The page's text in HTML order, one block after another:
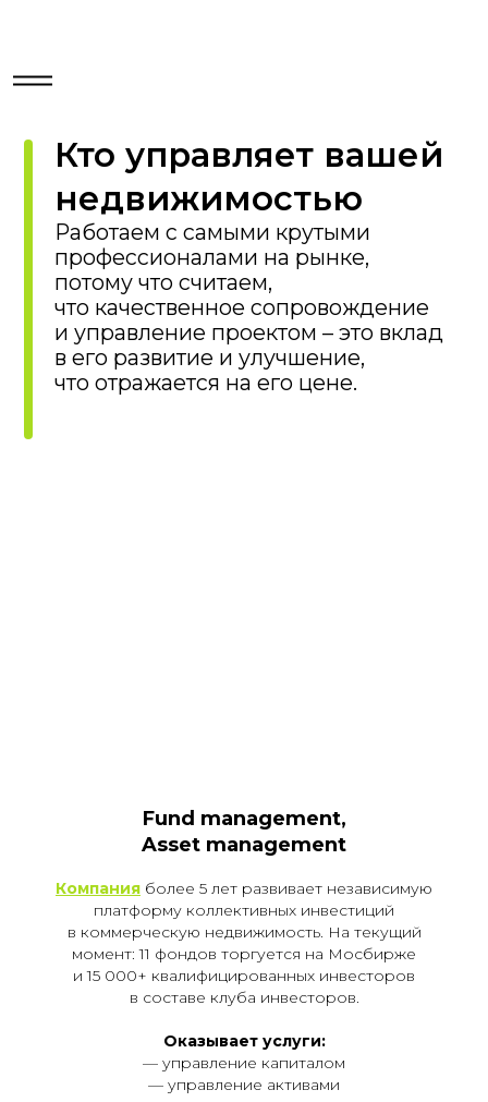
Fund management,
Asset management
Компания более 5 лет развивает независимую
платформу коллективных инвестиций
в коммерческую недвижимость. На текущий
момент: 11 фондов торгуется на Мосбирже
и 15 000+ квалифицированных инвесторов
в составе клуба инвесторов.
Оказывает услуги:
— управление капиталом
— управление активами
Сведения о фонде
Остались вопросы?
Оставьте свои контакты
или позвоните нашим специалистам